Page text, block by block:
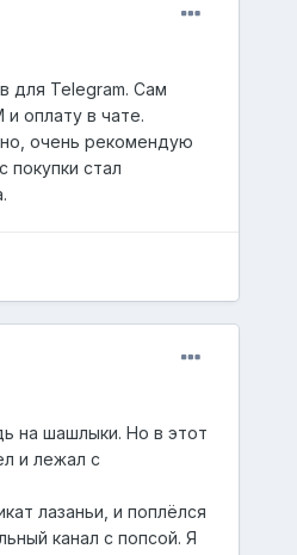
для Telegram. Сам
и оплату в чате.
очень рекомендую
покупки стал
на шашлыки. Но в этот
и лежал с
лазаньи, и поплёлся
канал с попсой. Я